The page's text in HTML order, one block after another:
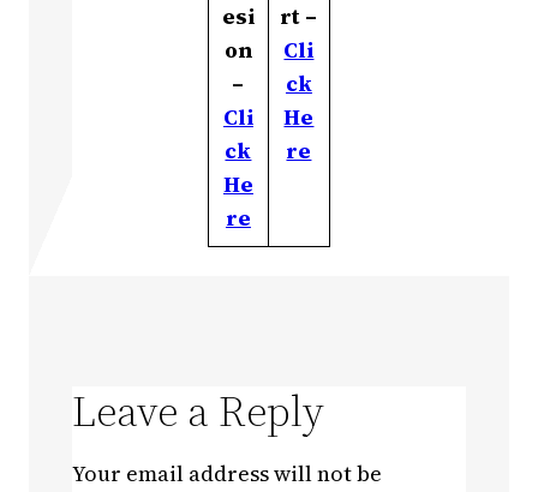
esi
on
–
Cli
ck
He
re
rt –
Cli
ck
He
re
Leave a Reply
Your email address will not be